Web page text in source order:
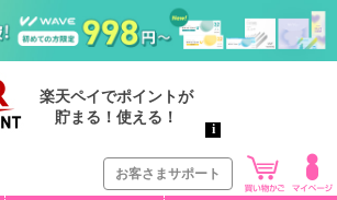
お客さまサポート